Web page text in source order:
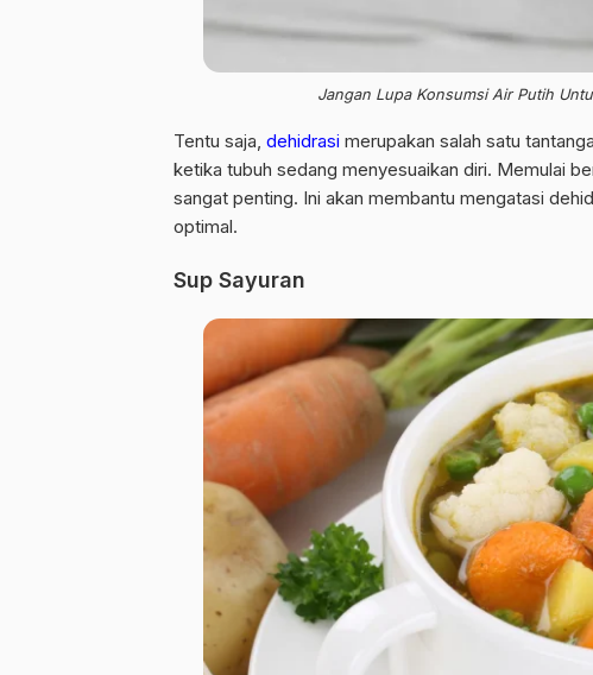
Jangan Lupa Konsumsi Air Putih
Tentu saja, dehidrasi merupakan salah satu
ketika tubuh sedang menyesuaikan diri. Memulai
sangat penting. Ini akan membantu mengatasi
optimal.
Sup Sayuran